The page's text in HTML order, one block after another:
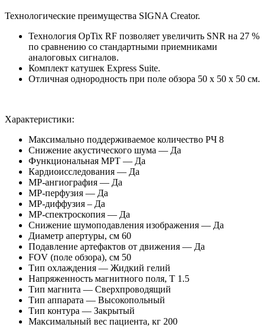
Технологические преимущества SIGNA Creator.
Технология OpTix RF позволяет увеличить SNR на 27 %
по сравнению со стандартными приемниками
аналоговых сигналов.
Комплект катушек Express Suite.
Отличная однородность при поле обзора 50 х 50 х 50 см.
Характеристики:
Максимально поддерживаемое количество РЧ 8
Снижение акустического шума — Да
Функциональная МРТ — Да
Кардиоисследования — Да
МР-ангиография — Да
МР-перфузия — Да
МР-диффузия – Да
МР-спектроскопия — Да
Снижение шумоподавления изображения — Да
Диаметр апертуры, см 60
Подавление артефактов от движения — Да
FOV (поле обзора), см 50
Тип охлаждения — Жидкий гелий
Напряженность магнитного поля, Т 1.5
Тип магнита — Сверхпроводящий
Тип аппарата — Высокопольный
Тип контура — Закрытый
Максимальный вес пациента, кг 200